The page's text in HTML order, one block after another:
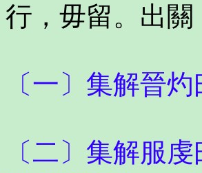
行，毋留。出
〔一〕集解晉
〔二〕集解服